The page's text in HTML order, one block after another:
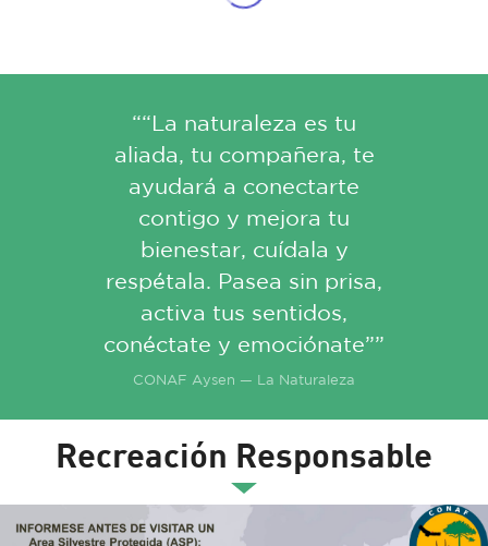
““La naturaleza es tu
aliada, tu compañera, te
ayudará a conectarte
contigo y mejora tu
bienestar, cuídala y
respétala. Pasea sin prisa,
activa tus sentidos,
conéctate y emociónate””
CONAF Aysen — La Naturaleza
Recreación Responsable